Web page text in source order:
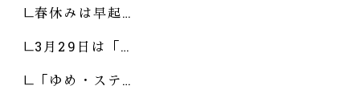
春休みは早起…
3月29日は「…
「ゆめ・ステ…